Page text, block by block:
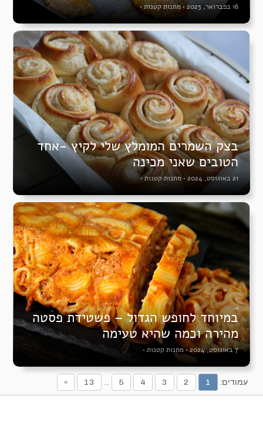
16 בפברואר, 2025 • מתנות קטנות•
בצק השמרים המומלץ שלי לקיץ -אחד
הטובים שאני מכינה
21 באוגוסט, 2024 • מתנות קטנות•
במיוחד לחופש הגדול – פשטידת פסטה
מהירה וכמה שהיא טעימה
7 באוגוסט, 2024 •מתנות קטנות •
עמודים: 1
2
3
4
5
...
13
»